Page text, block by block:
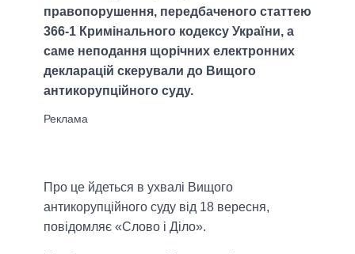
правопорушення, передбаченого статтею
366-1 Кримінального кодексу України, а
саме неподання щорічних електронних
декларацій скерували до Вищого
антикорупційного суду.
Про це йдеться в ухвалі Вищого
антикорупційного суду від 18 вересня,
повідомляє «Слово і Діло».